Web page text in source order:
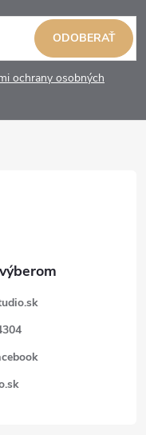
ochrany osobných
ODOBERAŤ